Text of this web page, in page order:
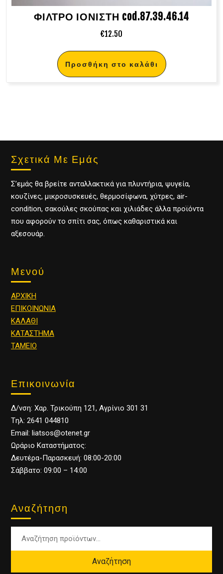
ΦΙΛΤΡΟ ΙΟΝΙΣΤΗ cod.87.39.46.14
€12.50
Προσθήκη στο καλάθι
Σχετικά Με Εμάς
Σ’εμάς θα βρείτε ανταλλακτικά για πλυντήρια, ψυγεία,
κουζίνες, μικροσυσκευές, θερμοσίφωνα, χύτρες, air-
condition, σακούλες σκούπας και χιλιάδες άλλα προϊόντα
που αφορούν το σπίτι σας, όπως καθαριστικά και
αξεσουάρ.
Μενού
ΑΡΧΙΚΗ
ΕΠΙΚΟΙΝΩΝΙΑ
ΚΑΛΑΘΙ
ΚΑΤΑΣΤΗΜΑ
ΤΑΜΕΙΟ
Επικοινωνία
Δ/νση: Χαρ. Τρικούπη 121, Αγρίνιο 301 31
Tηλ: 2641 044810
Email: liatsos@otenet.gr
Ωράριο Καταστήματος:
Δευτέρα-Παρασκευή: 08:00-20:00
Σάββατο: 09:00 – 14:00
Αναζήτηση
Αναζήτηση